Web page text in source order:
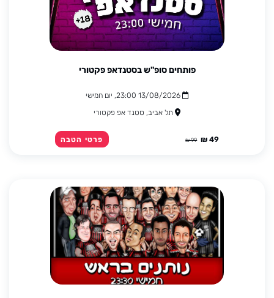
פותחים סופ"ש בסטנדאפ פקטורי
13/08/2026 23:00, יום חמישי
תל אביב, סטנד אפ פקטורי
49 ₪
99 ₪ פרטי הטבה